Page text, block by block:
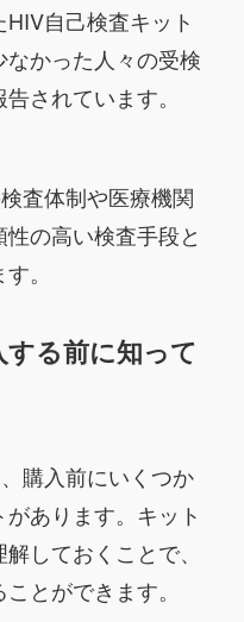
自己検査キット
かった人々の受検
されています。
査体制や医療機関
の高い検査手段と
。
る前に知って
購入前にいくつか
あります。キット
しておくことで、
とができます。